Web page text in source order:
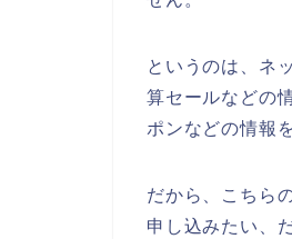
というのは、ネ
算セールなどの
ポンなどの情報
だから、こちら
申し込みたい、